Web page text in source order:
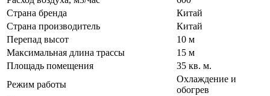
Страна бренда
Китай
Страна производитель
Китай
Перепад высот
10 м
Максимальная длина трассы
15 м
Площадь помещения
35 кв. м.
Режим работы
Охлаждение и
обогрев